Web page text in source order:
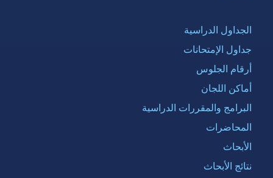
الجداول الدراسية
جداول الإمتحانات
أرقام الجلوس
أماكن اللجان
البرامج والمقررات الدراسية
المحاضرات
الأبحاث
نتائج الأبحاث